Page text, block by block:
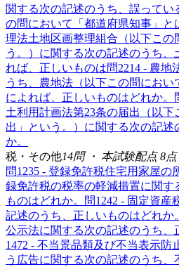
関する次の記述のうち、誤ってい
の問において「都道府県知事」と
理法土地区画整理組合（以下この
う。）に関する次の記述のうち、
れば、正しいものは問2214 - 農地
うち、農地法（以下この問にお
によれば、正しいものはどれか。
土利用計画法第23条の届出（以下
出」という。）に関する次の記
か。
税・その他14問 ・ 本試験配点8点
問1235 - 登録免許税住宅用家屋の
録免許税の税率の軽減措置に関す
ものはどれか。
問1242 - 固定資産
記述のうち、正しいものはどれか。
公示法に関する次の記述のうち、
1472 - 不当景品類及び不当表示防
う広告に関する次の記述のうち